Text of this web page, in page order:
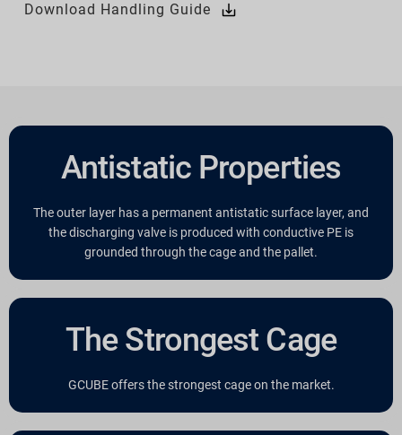
Download Handling Guide
Antistatic Properties
The outer layer has a permanent antistatic surface layer, and
the discharging valve is produced with conductive PE is
grounded through the cage and the pallet.
The Strongest Cage
GCUBE offers the strongest cage on the market.